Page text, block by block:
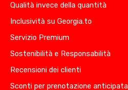
Qualità invece della quantità
Inclusività su Georgia.to
Servizio Premium
Sostenibilità e Responsabilità
Recensioni dei clienti
Sconti per prenotazione anticipata